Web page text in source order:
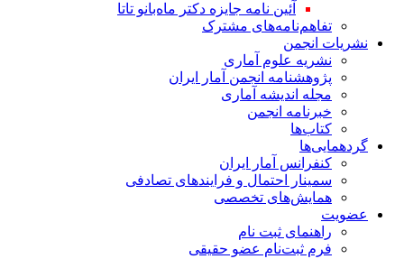
آئین نامه جایزه دکتر ماه‌بانو تاتا
تفاهم‌نامه‌های مشترک
نشریات انجمن
نشریه علوم آماری
پژوهشنامه انجمن آمار ایران
مجله اندیشه آماری
خبرنامه انجمن
کتاب‌ها
گردهمایی‌ها
کنفرانس آمار ایران
سمینار احتمال و فرایندهای تصادفی
همایش‌های تخصصی
عضویت
راهنمای ثبت نام
فرم ثبت‌نام عضو حقیقی